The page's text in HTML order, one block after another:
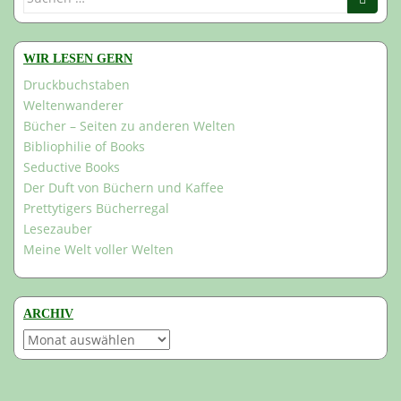
WIR LESEN GERN
Druckbuchstaben
Weltenwanderer
Bücher – Seiten zu anderen Welten
Bibliophilie of Books
Seductive Books
Der Duft von Büchern und Kaffee
Prettytigers Bücherregal
Lesezauber
Meine Welt voller Welten
ARCHIV
Archiv